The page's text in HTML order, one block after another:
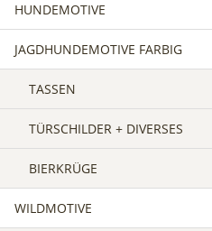
HUNDEMOTIVE
JAGDHUNDEMOTIVE FARBIG
TASSEN
TÜRSCHILDER + DIVERSES
BIERKRÜGE
WILDMOTIVE